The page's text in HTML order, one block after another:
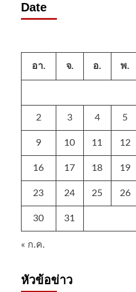
Date
อา. จ. อ. พ.
2 3 4 5
9 10 11 12
16 17 18 19
23 24 25 26
30 31
« ก.ค.
หัวข้อข่าว